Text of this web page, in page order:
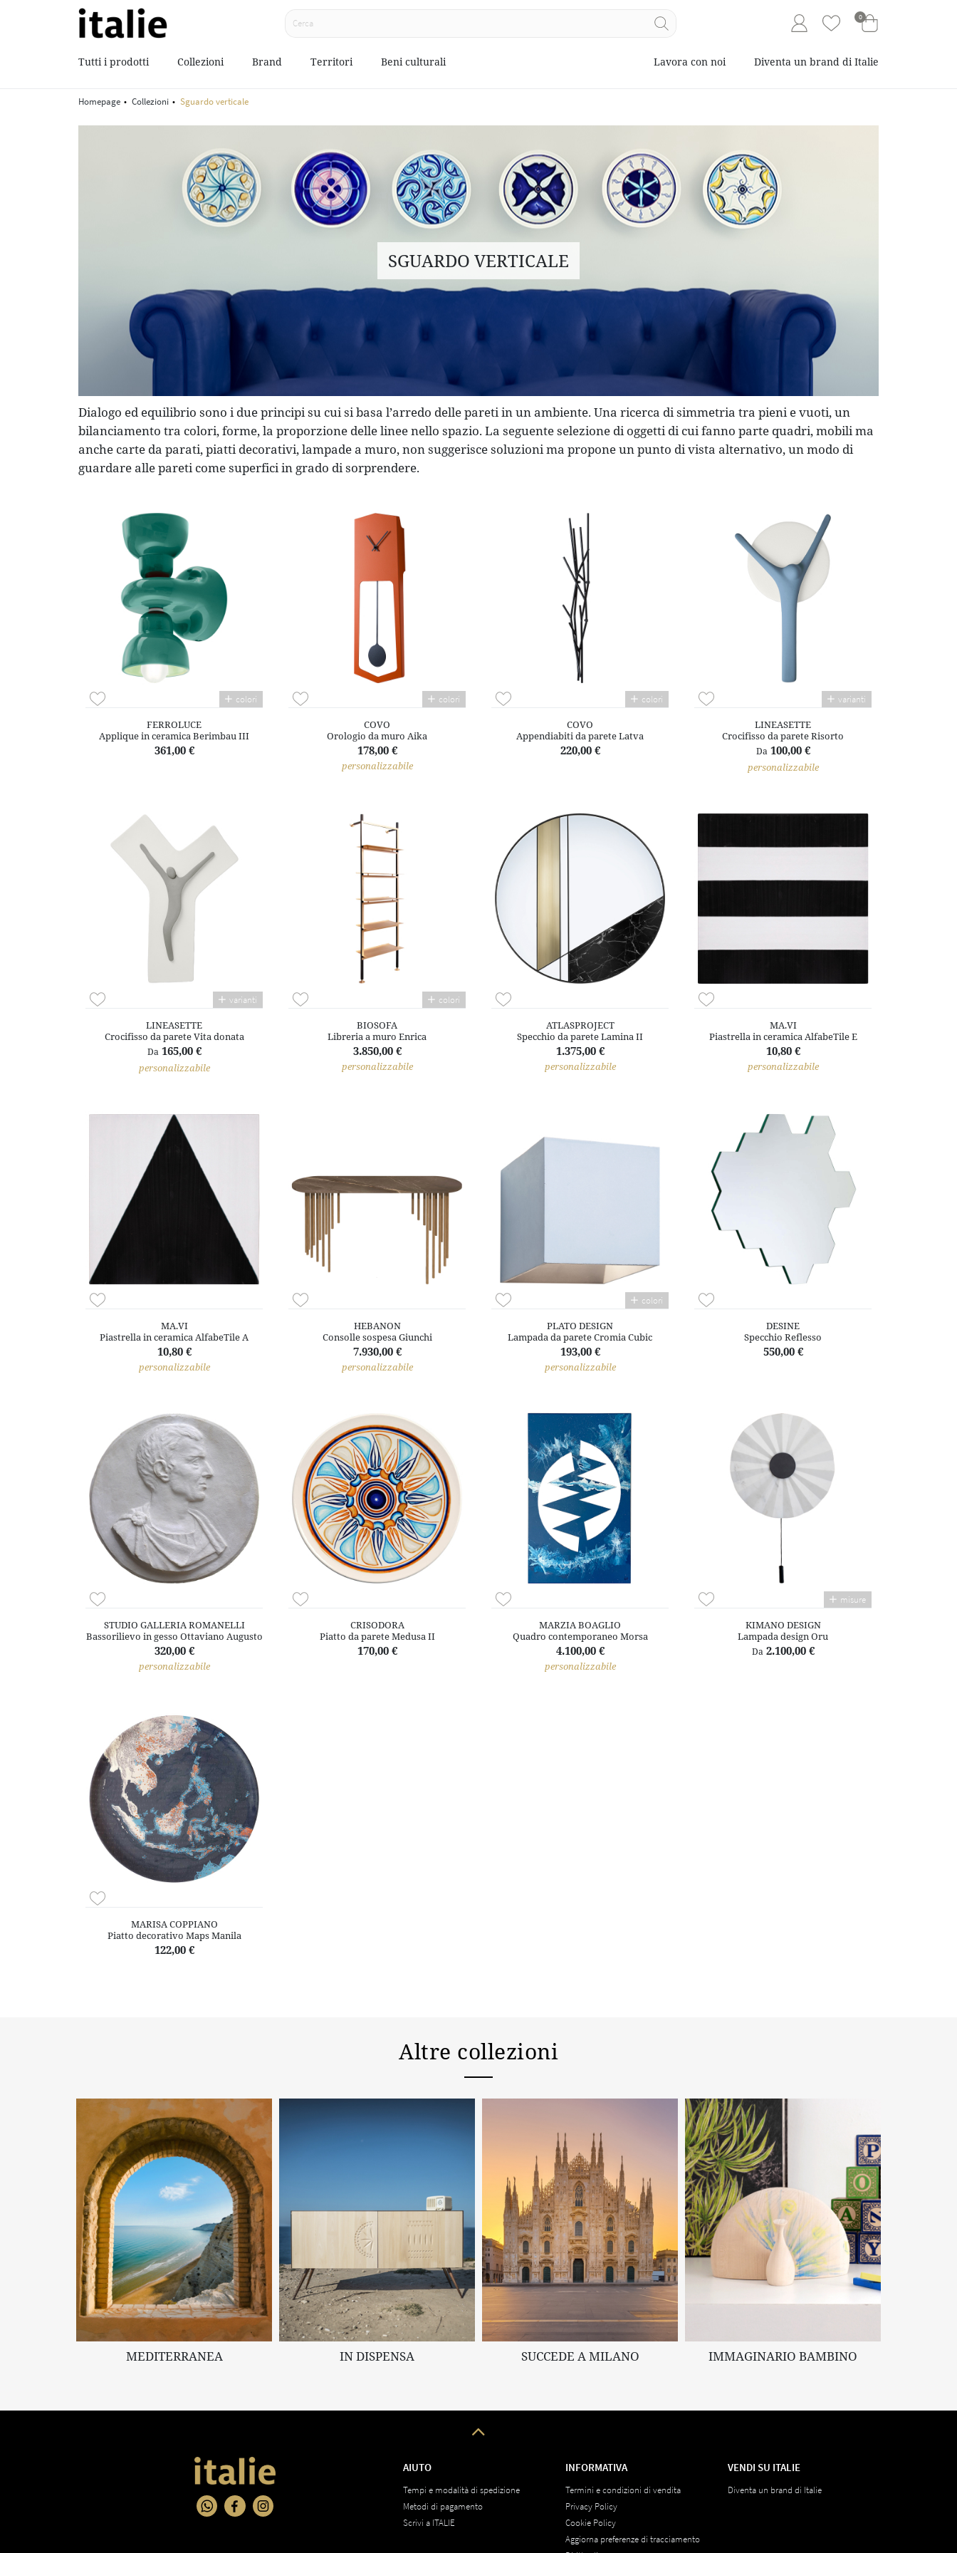
0
Tutti i prodotti Collezioni Brand Territori Beni culturali Lavora con noi Diventa un brand di Italie
Homepage Collezioni Sguardo verticale
SGUARDO VERTICALE
Dialogo ed equilibrio sono i due principi su cui si basa l’arredo delle pareti in un ambiente. Una ricerca di simmetria tra pieni e vuoti, un
bilanciamento tra colori, forme, la proporzione delle linee nello spazio. La seguente selezione di oggetti di cui fanno parte quadri, mobili ma
anche carte da parati, piatti decorativi, lampade a muro, non suggerisce soluzioni ma propone un punto di vista alternativo, un modo di
guardare alle pareti come superfici in grado di sorprendere.
colori
FERROLUCE
Applique in ceramica Berimbau III
361,00 €
colori
COVO
Orologio da muro Aika
178,00 €
personalizzabile
colori
COVO
Appendiabiti da parete Latva
220,00 €
varianti
LINEASETTE
Crocifisso da parete Risorto
Da100,00 €
personalizzabile
varianti
LINEASETTE
Crocifisso da parete Vita donata
Da165,00 €
personalizzabile
colori
BIOSOFA
Libreria a muro Enrica
3.850,00 €
personalizzabile
ATLASPROJECT
Specchio da parete Lamina II
1.375,00 €
personalizzabile
MA.VI
Piastrella in ceramica AlfabeTile E
10,80 €
personalizzabile
MA.VI
Piastrella in ceramica AlfabeTile A
10,80 €
personalizzabile
HEBANON
Consolle sospesa Giunchi
7.930,00 €
personalizzabile
colori
PLATO DESIGN
Lampada da parete Cromia Cubic
193,00 €
personalizzabile
DESINE
Specchio Reflesso
550,00 €
STUDIO GALLERIA ROMANELLI
Bassorilievo in gesso Ottaviano Augusto
320,00 €
personalizzabile
CRISODORA
Piatto da parete Medusa II
170,00 €
MARZIA BOAGLIO
Quadro contemporaneo Morsa
4.100,00 €
personalizzabile
misure
KIMANO DESIGN
Lampada design Oru
Da2.100,00 €
MARISA COPPIANO
Piatto decorativo Maps Manila
122,00 €
Altre collezioni
MEDITERRANEA IN DISPENSA SUCCEDE A MILANO IMMAGINARIO BAMBINO
AIUTO
Tempi e modalità di spedizione
Metodi di pagamento
Scrivi a ITALIE
INFORMATIVA
Termini e condizioni di vendita
Privacy Policy
Cookie Policy
Aggiorna preferenze di tracciamento
VENDI SU ITALIE
Diventa un brand di Italie